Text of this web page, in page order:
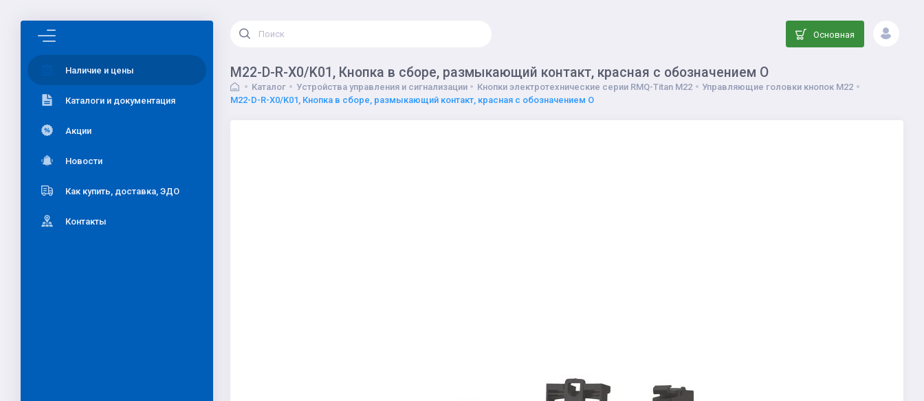
Наличие и цены
Каталоги и документация
Акции
Новости
Как купить, доставка, ЭДО
Контакты
Основная
M22-D-R-X0/K01, Кнопка в сборе, размыкающий контакт, красная с обозначением О
Каталог Устройства управления и сигнализации Кнопки электротехнические серии RMQ-Titan M22
Управляющие головки кнопок M22
M22-D-R-X0/K01, Кнопка в сборе, размыкающий контакт, красная с обозначением О